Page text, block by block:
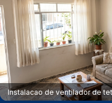
Instalacao de ventilador de